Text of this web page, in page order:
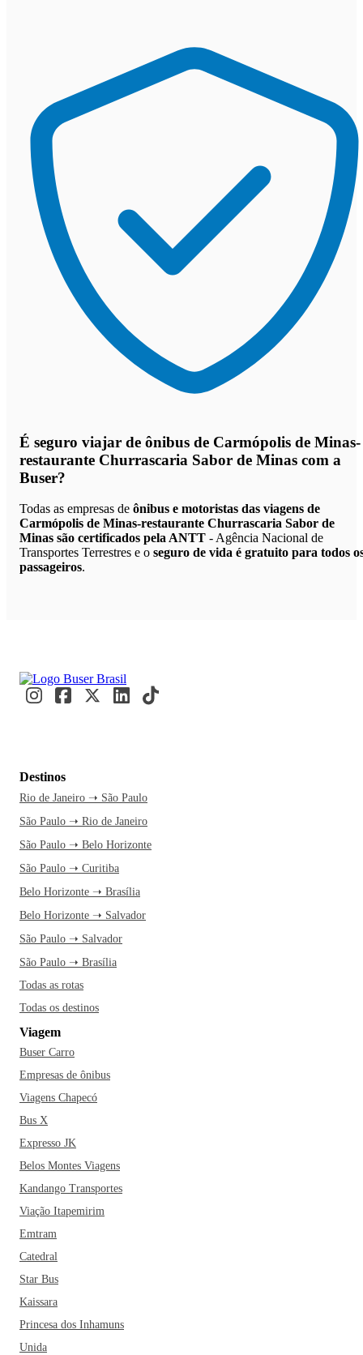
É seguro viajar de ônibus de Carmópolis de Minas-
restaurante Churrascaria Sabor de Minas com a
Buser?
Todas as empresas de ônibus e motoristas das viagens de
Carmópolis de Minas-restaurante Churrascaria Sabor de
Minas são certificados pela ANTT - Agência Nacional de
Transportes Terrestres e o seguro de vida é gratuito para todos
passageiros.
Destinos
Rio de Janeiro ➝ São Paulo
São Paulo ➝ Rio de Janeiro
São Paulo ➝ Belo Horizonte
São Paulo ➝ Curitiba
Belo Horizonte ➝ Brasília
Belo Horizonte ➝ Salvador
São Paulo ➝ Salvador
São Paulo ➝ Brasília
Todas as rotas
Todas os destinos
Viagem
Buser Carro
Empresas de ônibus
Viagens Chapecó
Bus X
Expresso JK
Belos Montes Viagens
Kandango Transportes
Viação Itapemirim
Emtram
Catedral
Star Bus
Kaissara
Princesa dos Inhamuns
Unida